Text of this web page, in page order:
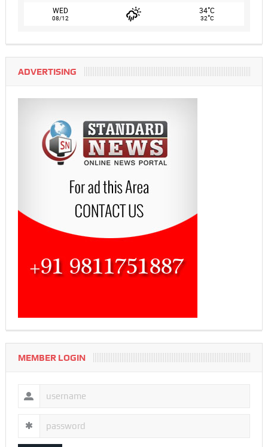
WED
08/12
34°C
32°C
ADVERTISING
MEMBER LOGIN